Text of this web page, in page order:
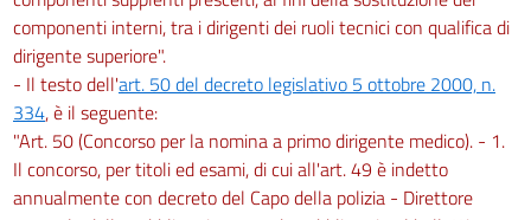
componenti interni, tra i dirigenti dei ruoli tecnici con qualifica di
dirigente superiore".
- Il testo dell'art. 50 del decreto legislativo 5 ottobre 2000, n.
334, è il seguente:
"Art. 50 (Concorso per la nomina a primo dirigente medico). - 1.
Il concorso, per titoli ed esami, di cui all'art. 49 è indetto
annualmente con decreto del Capo della polizia - Direttore